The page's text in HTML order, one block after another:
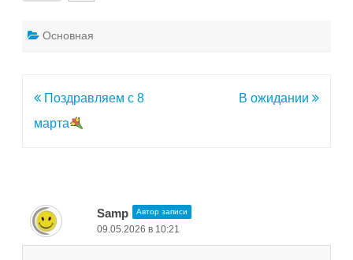
Основная
Навигация
по
Поздравляем с 8
марта
В ожидании
Samp Автор записи
09.05.2026 в 10:21